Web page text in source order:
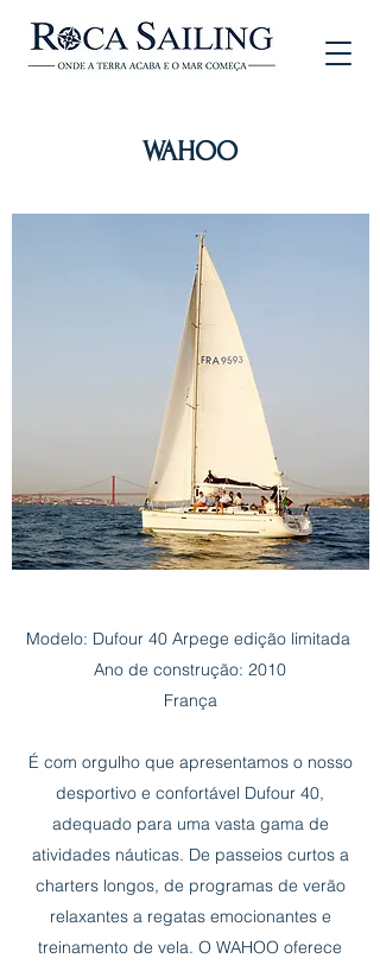
WAHOO
Modelo: Dufour 40 Arpege edição limitada
Ano de construção: 2010
França
É com orgulho que apresentamos o nosso
desportivo e confortável Dufour 40,
adequado para uma vasta gama de
atividades náuticas. De passeios curtos a
charters longos, de programas de verão
relaxantes a regatas emocionantes e
treinamento de vela. O WAHOO oferece